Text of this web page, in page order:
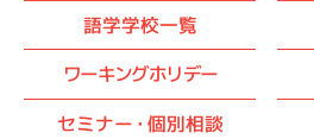
語学学校一覧
ワーキングホリデー
セミナー・ 個別相談